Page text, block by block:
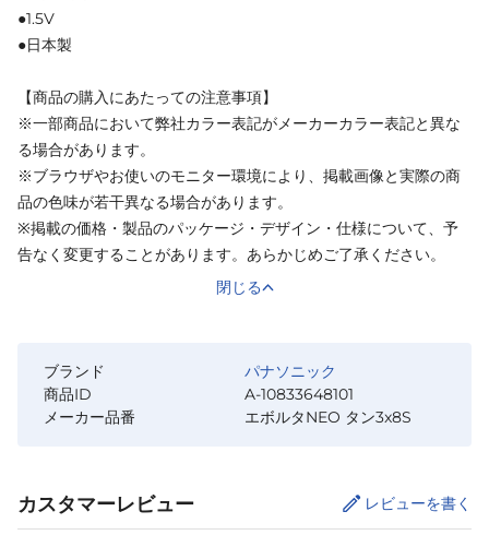
●1.5V
●日本製
【商品の購入にあたっての注意事項】
※一部商品において弊社カラー表記がメーカーカラー表記と異な
る場合があります。
※ブラウザやお使いのモニター環境により、掲載画像と実際の商
品の色味が若干異なる場合があります。
※掲載の価格・製品のパッケージ・デザイン・仕様について、予
告なく変更することがあります。あらかじめご了承ください。
閉じる
ブランド
パナソニック
商品ID
A-10833648101
メーカー品番
エボルタNEO タン3x8S
カスタマーレビュー レビューを書く